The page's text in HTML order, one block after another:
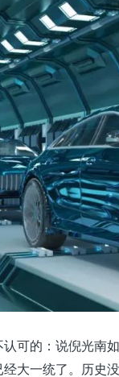
可的：说倪光南
大一统了。历史